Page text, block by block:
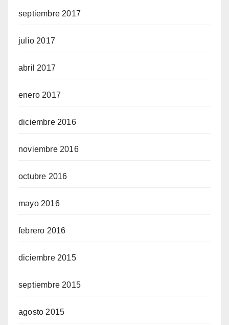
septiembre 2017
julio 2017
abril 2017
enero 2017
diciembre 2016
noviembre 2016
octubre 2016
mayo 2016
febrero 2016
diciembre 2015
septiembre 2015
agosto 2015